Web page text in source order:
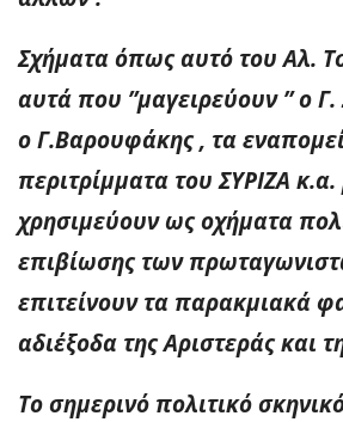
Σχήματα όπως αυτό του Αλ.
αυτά που ”μαγειρεύουν ” ο Γ.
ο Γ.Βαρουφάκης , τα
περιτρίμματα του ΣΥΡΙΖΑ
χρησιμεύουν ως οχήματα
επιβίωσης των
επιτείνουν τα παρακμιακά
αδιέξοδα της Αριστεράς και
Το σημερινό πολιτικό